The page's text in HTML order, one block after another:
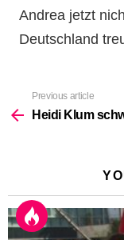
Andrea jetzt
Deutschland
more
Previous article
Heidi Klum